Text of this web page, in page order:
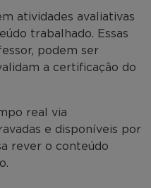
atividades avaliativas
trabalhado. Essas
podem ser
a certificação do
real via
e disponíveis por
rever o conteúdo